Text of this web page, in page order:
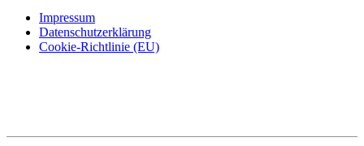
Impressum
Datenschutzerklärung
Cookie-Richtlinie (EU)